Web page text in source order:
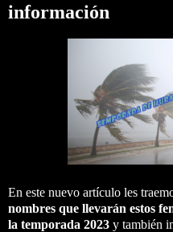
información
En este nuevo artículo les
nombres que llevarán estos
la temporada 2023 y también